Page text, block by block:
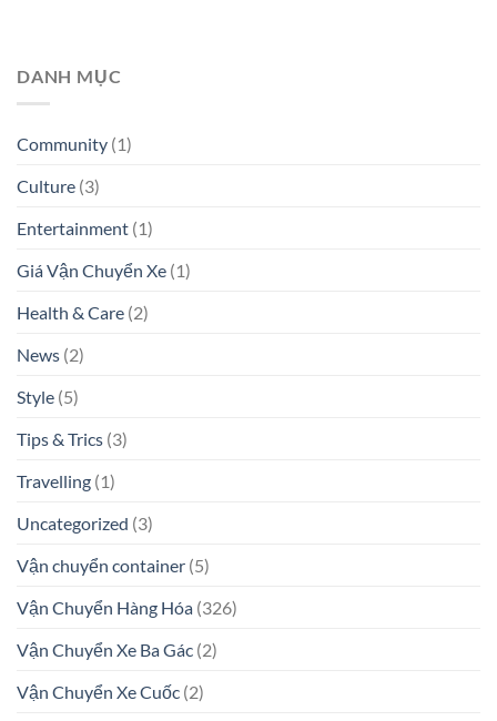
DANH MỤC
Community (1)
Culture (3)
Entertainment (1)
Giá Vận Chuyển Xe (1)
Health & Care (2)
News (2)
Style (5)
Tips & Trics (3)
Travelling (1)
Uncategorized (3)
Vận chuyển container (5)
Vận Chuyển Hàng Hóa (326)
Vận Chuyển Xe Ba Gác (2)
Vận Chuyển Xe Cuốc (2)